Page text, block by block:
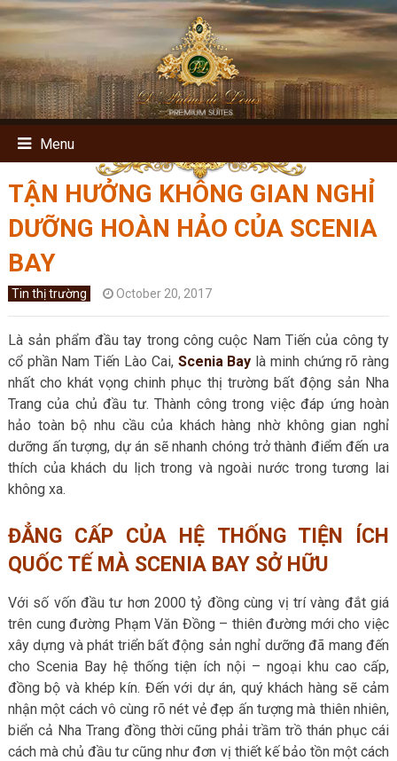
Menu
TẬN HƯỞNG KHÔNG GIAN NGHỈ
DƯỠNG HOÀN HẢO CỦA SCENIA
BAY
Tin thị trường October 20, 2017
Là sản phẩm đầu tay trong công cuộc Nam Tiến của công ty
cổ phần Nam Tiến Lào Cai, Scenia Bay là minh chứng rõ ràng
nhất cho khát vọng chinh phục thị trường bất động sản Nha
Trang của chủ đầu tư. Thành công trong việc đáp ứng hoàn
hảo toàn bộ nhu cầu của khách hàng nhờ không gian nghỉ
dưỡng ấn tượng, dự án sẽ nhanh chóng trở thành điểm đến ưa
thích của khách du lịch trong và ngoài nước trong tương lai
không xa.
ĐẲNG CẤP CỦA HỆ THỐNG TIỆN ÍCH
QUỐC TẾ MÀ SCENIA BAY SỞ HỮU
Với số vốn đầu tư hơn 2000 tỷ đồng cùng vị trí vàng đắt giá
trên cung đường Phạm Văn Đồng – thiên đường mới cho việc
xây dựng và phát triển bất động sản nghỉ dưỡng đã mang đến
cho Scenia Bay hệ thống tiện ích nội – ngoại khu cao cấp,
đồng bộ và khép kín. Đến với dự án, quý khách hàng sẽ cảm
nhận một cách vô cùng rõ nét vẻ đẹp ấn tượng mà thiên nhiên,
biển cả Nha Trang đồng thời cũng phải trầm trồ thán phục cái
cách mà chủ đầu tư cũng như đơn vị thiết kế bảo tồn một cách